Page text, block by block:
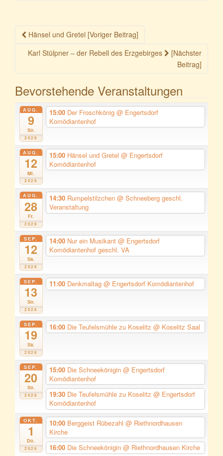
Beitragsnavigation
Hänsel und Gretel [Voriger Beitrag]
Karl Stülpner – der Rebell des Erzgebirges
[Nächster
Beitrag]
Bevorstehende Veranstaltungen
AUG.
9
So.
2026
15:00 Der Froschkönig @ Engertsdorf
Komödiantenhof
AUG.
12
Mi.
2026
15:00 Hänsel und Gretel @ Engertsdorf
Komödiantenhof
AUG.
28
Fr.
2026
14:30 Rumpelstilzchen @ Schneeberg geschl.
Veranstaltung
SEP.
12
Sa.
2026
14:00 Nur ein Musikant @ Engertsdorf
Komödiantenhof geschl. VA
SEP.
13
So.
2026
11:00 Denkmaltag @ Engertsdorf Komödiantenhof
SEP.
19
Sa.
2026
16:00 Die Teufelsmühle zu Koselitz @ Koselitz Saal
SEP.
20
So.
2026
15:00 Die Schneekönigin @ Engertsdorf
Komödiantenhof
19:30 Die Teufelsmühle zu Koselitz @ Engertsdorf
Komödiantenhof
OKT.
1
Do.
2026
10:00 Berggeist Rübezahl @ Riethnordhausen
Kirche
16:00 Die Schneekönigin @ Riethnordhausen Kirche